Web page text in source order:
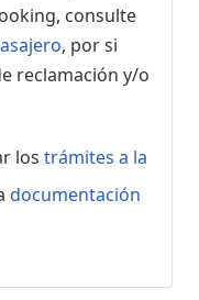
consulte
, por si
reclamación y/o
los trámites a la
documentación